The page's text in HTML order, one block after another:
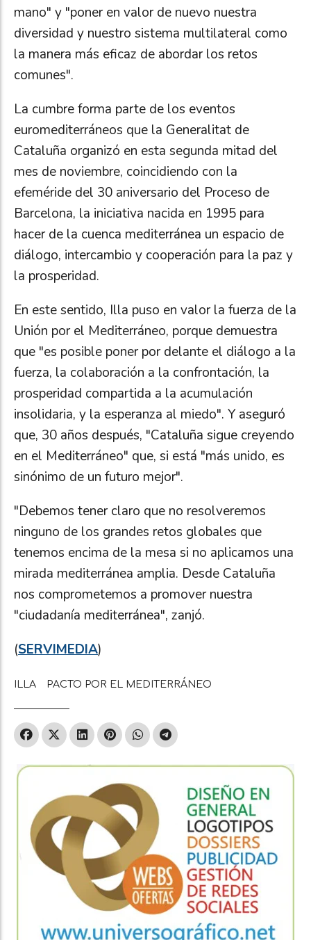
mano" y "poner en valor de nuevo nuestra
diversidad y nuestro sistema multilateral como
la manera más eficaz de abordar los retos
comunes".
La cumbre forma parte de los eventos
euromediterráneos que la Generalitat de
Cataluña organizó en esta segunda mitad del
mes de noviembre, coincidiendo con la
efeméride del 30 aniversario del Proceso de
Barcelona, ​​la iniciativa nacida en 1995 para
hacer de la cuenca mediterránea un espacio de
diálogo, intercambio y cooperación para la paz y
la prosperidad.
En este sentido, Illa puso en valor la fuerza de la
Unión por el Mediterráneo, porque demuestra
que "es posible poner por delante el diálogo a la
fuerza, la colaboración a la confrontación, la
prosperidad compartida a la acumulación
insolidaria, y la esperanza al miedo". Y aseguró
que, 30 años después, "Cataluña sigue creyendo
en el Mediterráneo" que, si está "más unido, es
sinónimo de un futuro mejor".
"Debemos tener claro que no resolveremos
ninguno de los grandes retos globales que
tenemos encima de la mesa si no aplicamos una
mirada mediterránea amplia. Desde Cataluña
nos comprometemos a promover nuestra
"ciudadanía mediterránea", zanjó.
(SERVIMEDIA)
ILLA PACTO POR EL MEDITERRÁNEO